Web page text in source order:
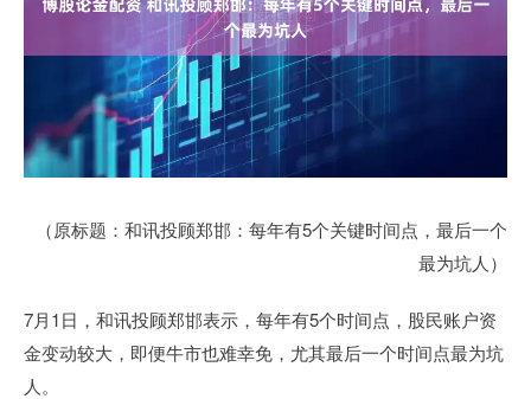
（原标题：和讯投顾郑邯：每年有5个关键时间点，最后一个
最为坑人）
7月1日，和讯投顾郑邯表示，每年有5个时间点，股民账户资
金变动较大，即便牛市也难幸免，尤其最后一个时间点最为坑
人。